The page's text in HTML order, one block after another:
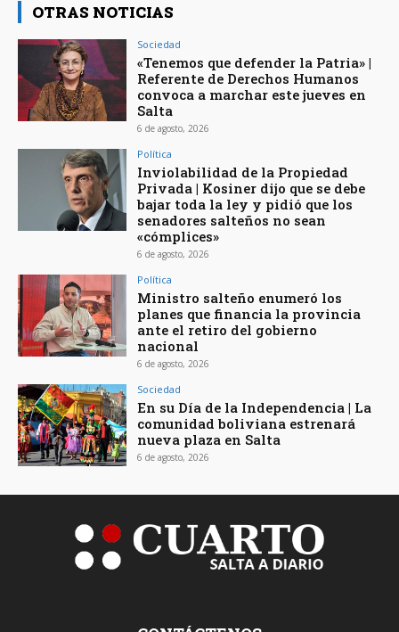
OTRAS NOTICIAS
Sociedad
«Tenemos que defender la Patria» |
Referente de Derechos Humanos
convoca a marchar este jueves en
Salta
6 de agosto, 2026
Política
Inviolabilidad de la Propiedad
Privada | Kosiner dijo que se debe
bajar toda la ley y pidió que los
senadores salteños no sean
«cómplices»
6 de agosto, 2026
Política
Ministro salteño enumeró los
planes que financia la provincia
ante el retiro del gobierno
nacional
6 de agosto, 2026
Sociedad
En su Día de la Independencia | La
comunidad boliviana estrenará
nueva plaza en Salta
6 de agosto, 2026